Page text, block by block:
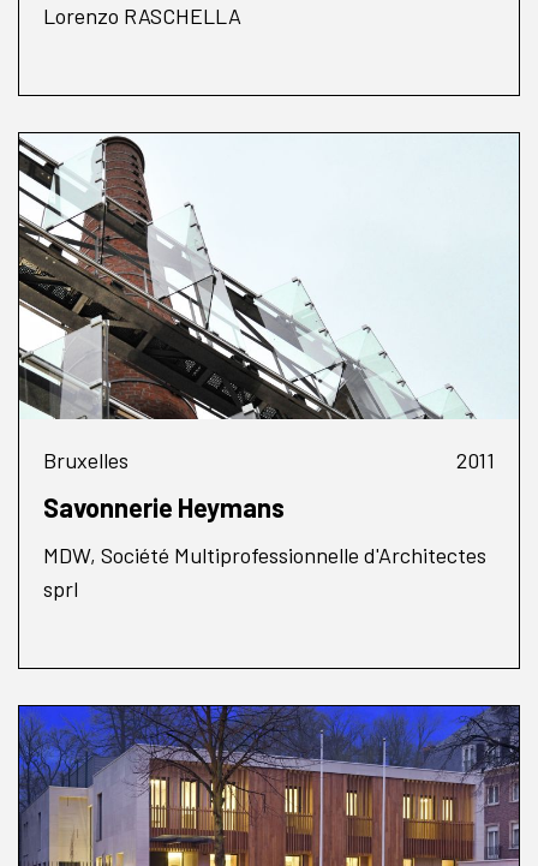
Lorenzo RASCHELLA
Bruxelles 2011
Savonnerie Heymans
MDW, Société Multiprofessionnelle d'Architectes
sprl